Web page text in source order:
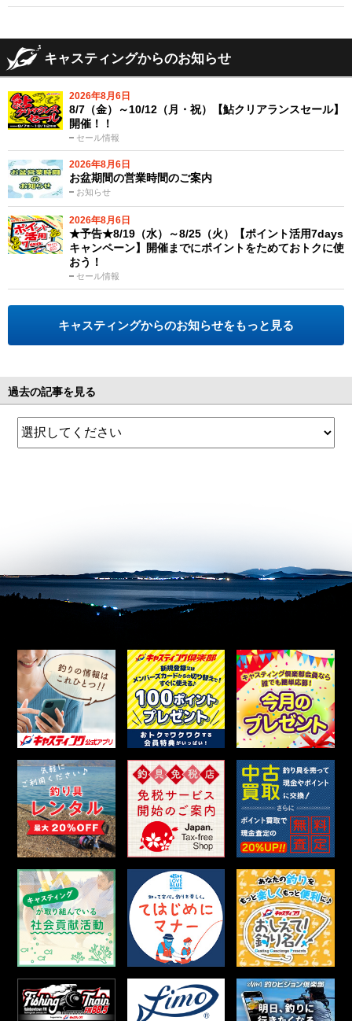
キャスティングからのお知らせ
2026年8月6日
セール情報
8/7（金）～10/12（月・祝）【鮎クリアランスセール】
開催！！
2026年8月6日
お知らせ
お盆期間の営業時間のご案内
2026年8月6日
セール情報
★予告★8/19（水）～8/25（火）【ポイント活用7days
キャンペーン】開催までにポイントをためておトクに使
おう！
キャスティングからのお知らせをもっと見る
過去の記事を見る